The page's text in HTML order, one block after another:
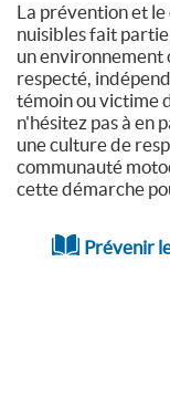
La prévention et
nuisibles fait
un environnement
respecté,
témoin ou victime
n'hésitez pas à en
une culture de
communauté
cette démarche
Prévenir